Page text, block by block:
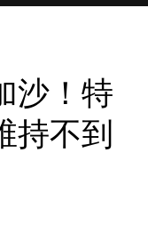
沙！特
持不到